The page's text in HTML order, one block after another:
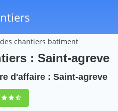
chantiers batiment
: Saint-agreve
d'affaire : Saint-agreve